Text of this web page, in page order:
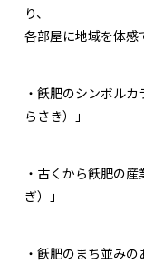
り、
各部屋に地域を体感
・飫肥のシンボル
らさき）」
・古くから飫肥の
ぎ）」
・飫肥のまち並み